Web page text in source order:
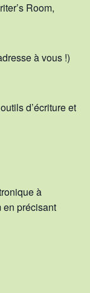
Room,
à vous !)
d’écriture et
à
en précisant